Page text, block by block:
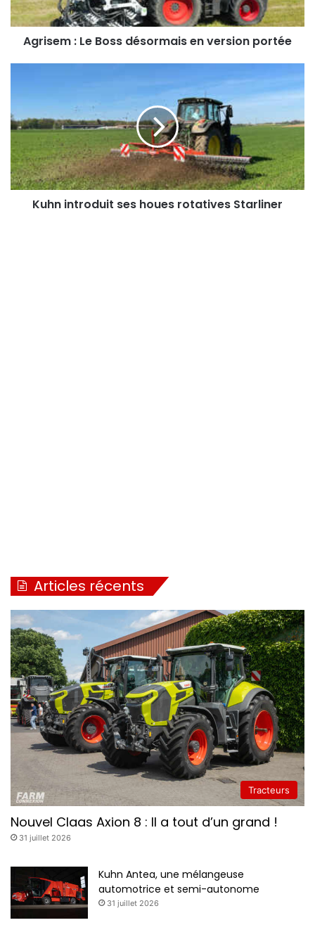
portée
Agrisem : Le Boss désormais en version portée
houes
rotatives
Starliner
Kuhn introduit ses houes rotatives Starliner
Articles récents
Tracteurs
Nouvel Claas Axion 8 : Il a tout d’un grand !
31 juillet 2026
Kuhn Antea, une mélangeuse
automotrice et semi-autonome
31 juillet 2026